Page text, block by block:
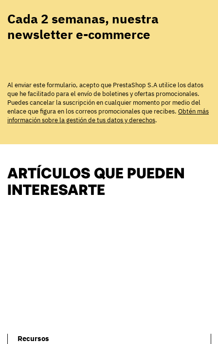
Cada 2 semanas, nuestra
newsletter e-commerce
Al enviar este formulario, acepto que PrestaShop S.A utilice los datos
que he facilitado para el envío de boletines y ofertas promocionales.
Puedes cancelar la suscripción en cualquier momento por medio del
enlace que figura en los correos promocionales que recibes. Obtén más
información sobre la gestión de tus datos y derechos.
ARTÍCULOS QUE PUEDEN
INTERESARTE
Recursos